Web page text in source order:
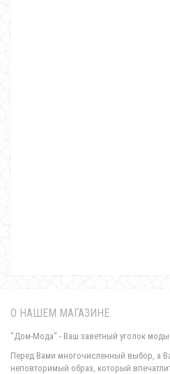
О НАШЕМ МАГАЗИНЕ
"Дом-Мода" - Ваш заветный уголок моды.
Перед Вами многочисленный выбор, а
неповторимый образ, который